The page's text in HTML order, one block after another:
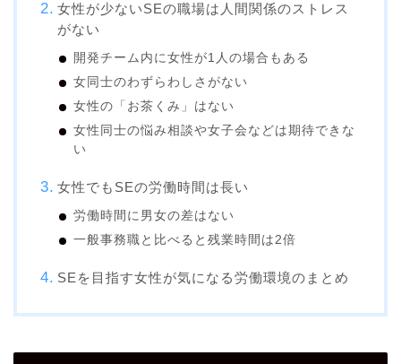
女性が少ないSEの職場は人間関係のストレス
がない
開発チーム内に女性が1人の場合もある
女同士のわずらわしさがない
女性の「お茶くみ」はない
女性同士の悩み相談や女子会などは期待できな
い
女性でもSEの労働時間は長い
労働時間に男女の差はない
一般事務職と比べると残業時間は2倍
SEを目指す女性が気になる労働環境のまとめ